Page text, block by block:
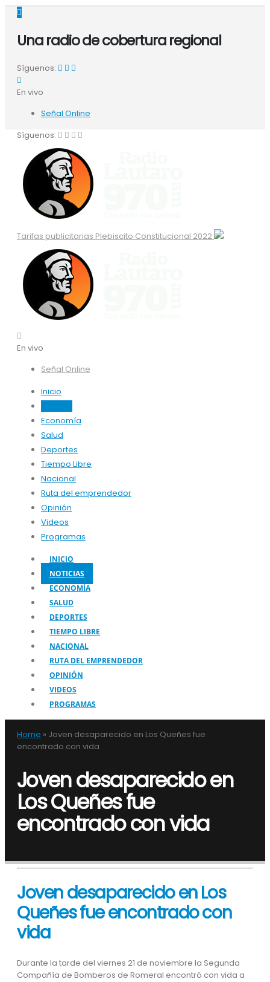
Una radio de cobertura regional
Síguenos:
En vivo
Señal Online
Síguenos:
Tarifas publicitarias Plebiscito Constitucional 2022
En vivo
Señal Online
Inicio
Economía
Salud
Deportes
Tiempo Libre
Nacional
Ruta del emprendedor
Opinión
Videos
Programas
INICIO
NOTICIAS
ECONOMÍA
SALUD
DEPORTES
TIEMPO LIBRE
NACIONAL
RUTA DEL EMPRENDEDOR
OPINIÓN
VIDEOS
PROGRAMAS
Home » Joven desaparecido en Los Queñes fue
encontrado con vida
Joven desaparecido en
Los Queñes fue
encontrado con vida
Joven desaparecido en Los
Queñes fue encontrado con
vida
Durante la tarde del viernes 21 de noviembre la Segunda
Compañía de Bomberos de Romeral encontró con vida a